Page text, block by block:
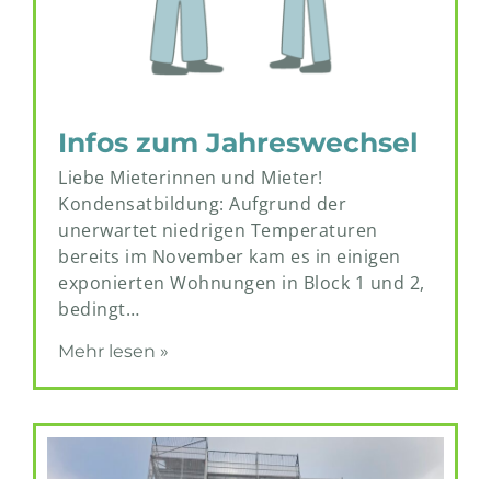
Infos zum Jahreswechsel
Liebe Mieterinnen und Mieter!
Kondensatbildung: Aufgrund der
unerwartet niedrigen Temperaturen
bereits im November kam es in einigen
exponierten Wohnungen in Block 1 und 2,
bedingt…
Mehr lesen »